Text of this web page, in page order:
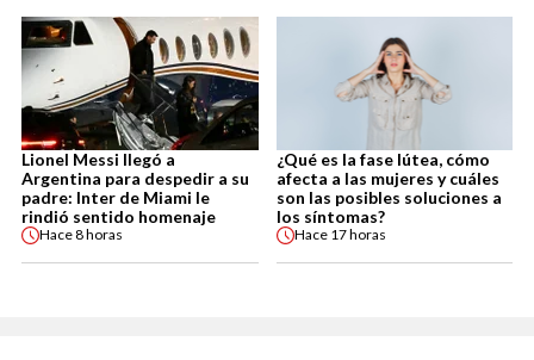
Lionel Messi llegó a
Argentina para despedir a su
padre: Inter de Miami le
rindió sentido homenaje
Hace8 horas
¿Qué es la fase lútea, cómo
afecta a las mujeres y cuáles
son las posibles soluciones a
los síntomas?
Hace 17 horas